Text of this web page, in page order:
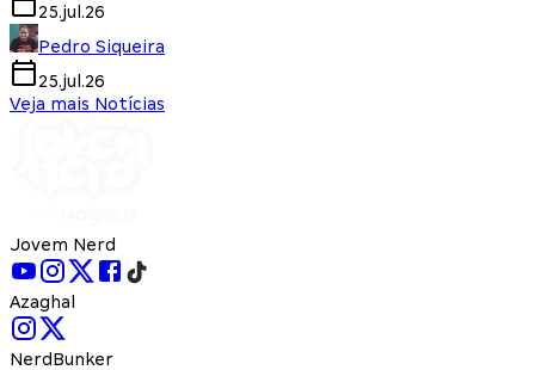
25.jul.26
Pedro Siqueira
25.jul.26
Veja mais Notícias
Jovem Nerd
Azaghal
NerdBunker